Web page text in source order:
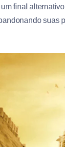
final